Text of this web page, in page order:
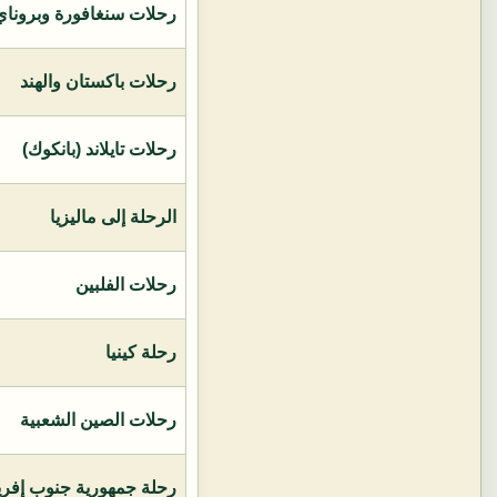
رحلات سنغافورة
رحلات باكستان والهند
رحلات تايلاند (بانكوك)
الرحلة إلى ماليزيا
رحلات الفلبين
رحلة كينيا
رحلات الصين الشعبية
رحلة جمهورية جنوب